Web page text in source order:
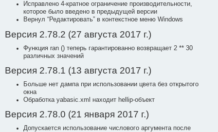
Исправлено 4-кратное ограничение производительности,
которое было введено в предыдущей версии
Вернул “Редактировать” в контекстное меню Windows
Версия 2.78.2 (27 августа 2017 г.)
Функция ran () теперь гарантированно возвращает 2 ** 30
различных значений
Версия 2.78.1 (13 августа 2017 г.)
Больше нет дампа при использовании цвета без открытого
окна
Обработка yabasic.xml находит hellip-объект
Версия 2.78.0 (21 января 2017 г.)
Допускается использование числового аргумента после